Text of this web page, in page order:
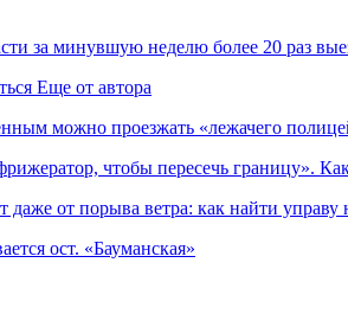
за минувшую неделю более 20 раз
Еще от автора
можно проезжать «лежачего
чтобы пересечь границу».
даже от порыва ветра: как найти управу
ост. «Бауманская»